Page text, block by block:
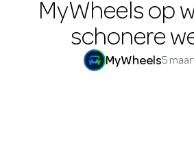
MyWheels op
schonere
MyWheels5